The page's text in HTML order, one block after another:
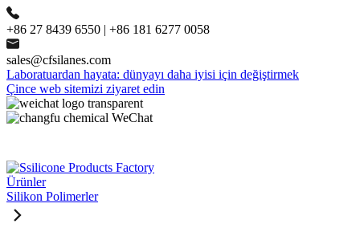
+86 27 8439 6550 | +86 181 6277 0058
sales@cfsilanes.com
Laboratuardan hayata: dünyayı daha iyisi için değiştirmek
Çince web sitemizi ziyaret edin
Ürünler
Silikon Polimerler